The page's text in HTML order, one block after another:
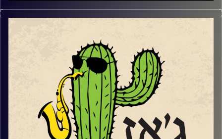
אייל חי,
Www.Instagram.com/eyalhai
סקסופוניסט, מלחין וזמר משיק בסוף החודש את "אל התפל"
אלבומו השלישי והראשון בו הוא שר בעברית. מופע ההשקה
https://www.goshow.co.il/show/21434/55586
יתקיים במועדון הג'ז "אממה" בתל אביב ב – 29.7.
שוחחנו עם אייל על הלימודים בברקלי והחיים בניו יורק וגם על
שירה נגינה ומה שביניהן.